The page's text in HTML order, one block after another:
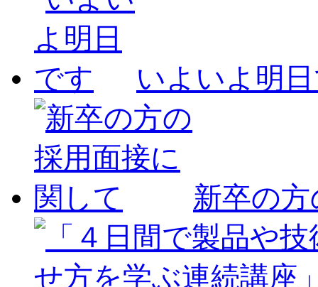
いよいよ明
新卒の